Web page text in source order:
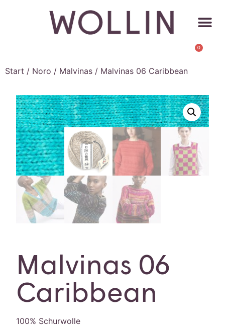
0
Start / Noro / Malvinas / Malvinas 06 Caribbean
Malvinas 06
Caribbean
100% Schurwolle